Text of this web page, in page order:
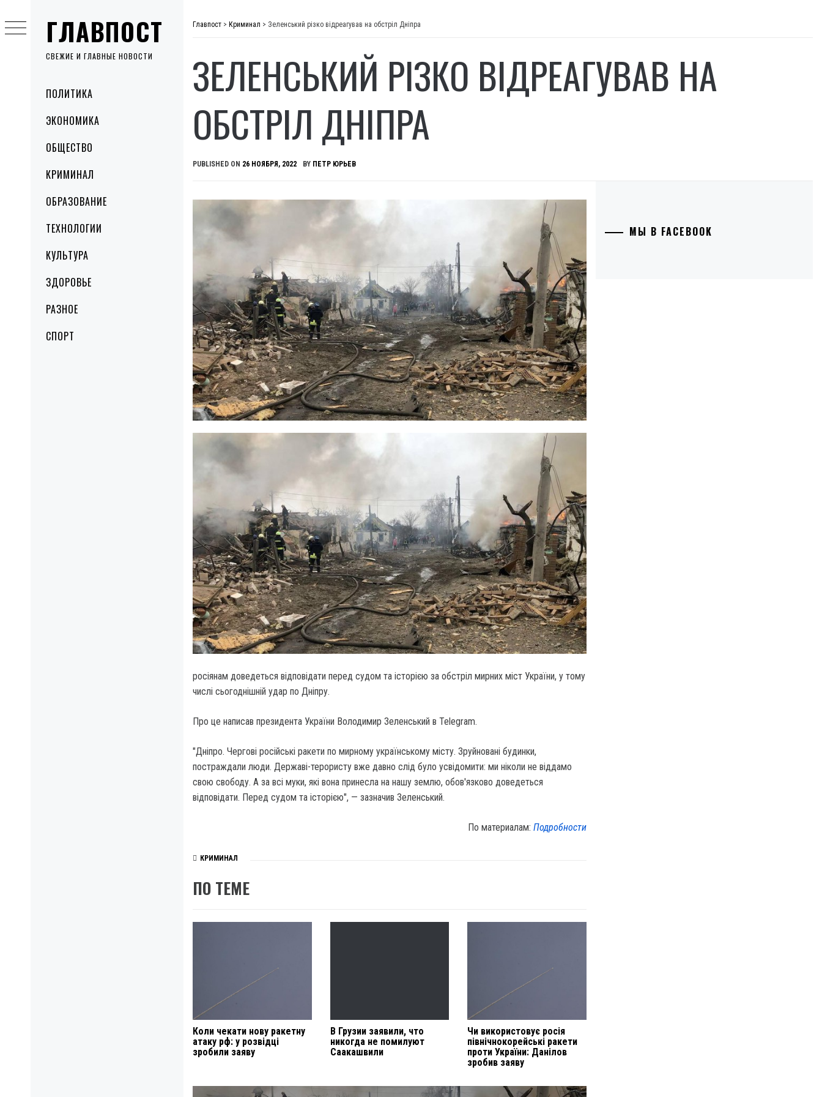
ГЛАВПОСТ
СВЕЖИЕ И ГЛАВНЫЕ НОВОСТИ
MenuПОЛИТИКА
ЭКОНОМИКА
ОБЩЕСТВО
КРИМИНАЛ
ОБРАЗОВАНИЕ
ТЕХНОЛОГИИ
КУЛЬТУРА
ЗДОРОВЬЕ
РАЗНОЕ
СПОРТ
to
content
Главпост > Криминал > Зеленський різко відреагував на обстріл Дніпра
ЗЕЛЕНСЬКИЙ РІЗКО ВІДРЕАГУВАВ НА
ОБСТРІЛ ДНІПРА
PUBLISHED ON 26 НОЯБРЯ, 2022 BY ПЕТР ЮРЬЕВ
росіянам доведеться відповідати перед судом та історією за обстріл мирних міст України, у тому
числі сьогоднішній удар по Дніпру.
Про це написав президента України Володимир Зеленський в Telegram.
"Дніпро. Чергові російські ракети по мирному українському місту. Зруйновані будинки,
постраждали люди. Державі-терористу вже давно слід було усвідомити: ми ніколи не віддамо
свою свободу. А за всі муки, які вона принесла на нашу землю, обов'язково доведеться
відповідати. Перед судом та історією", — зазначив Зеленський.
По материалам:Подробности
КРИМИНАЛ
ПО ТЕМЕ
Коли чекати нову ракетну
атаку рф: у розвідці
зробили заяву
В Грузии заявили, что
никогда не помилуют
Саакашвили
Чи використовує росія
північнокорейські ракети
проти України: Данілов
зробив заяву
МЫ В FACEBOOK